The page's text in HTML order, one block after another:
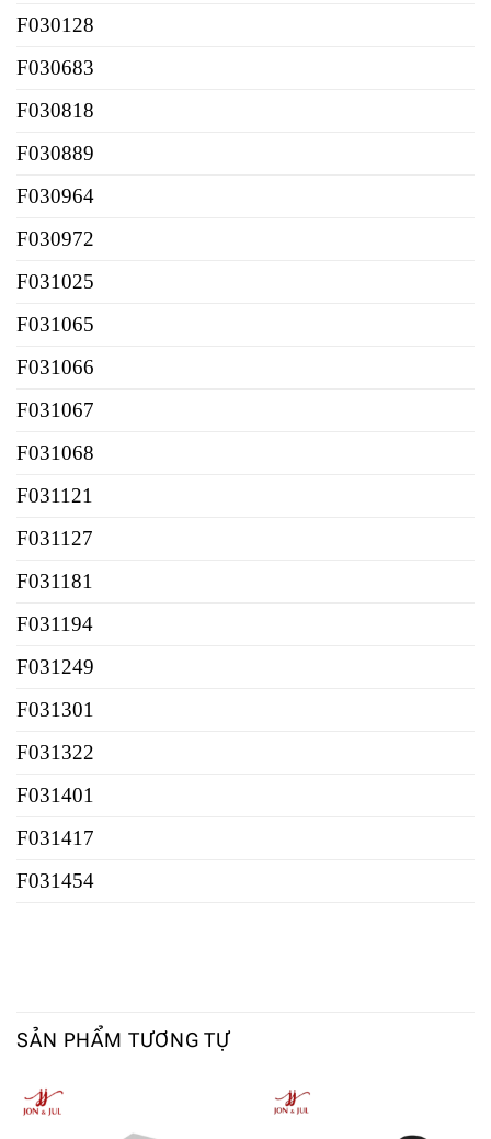
F030128
F030683
F030818
F030889
F030964
F030972
F031025
F031065
F031066
F031067
F031068
F031121
F031127
F031181
F031194
F031249
F031301
F031322
F031401
F031417
F031454
SẢN PHẨM TƯƠNG TỰ